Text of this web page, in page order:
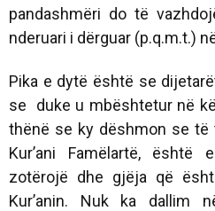
pandashmëri do të
nderuari i dërguar (p.q.m.t.)
Pika e dytë është se
se duke u mbështetur në
thënë se ky dëshmon se të
Kur’ani Famëlartë, është
zotërojë dhe gjëja që
Kur’anin. Nuk ka dallim